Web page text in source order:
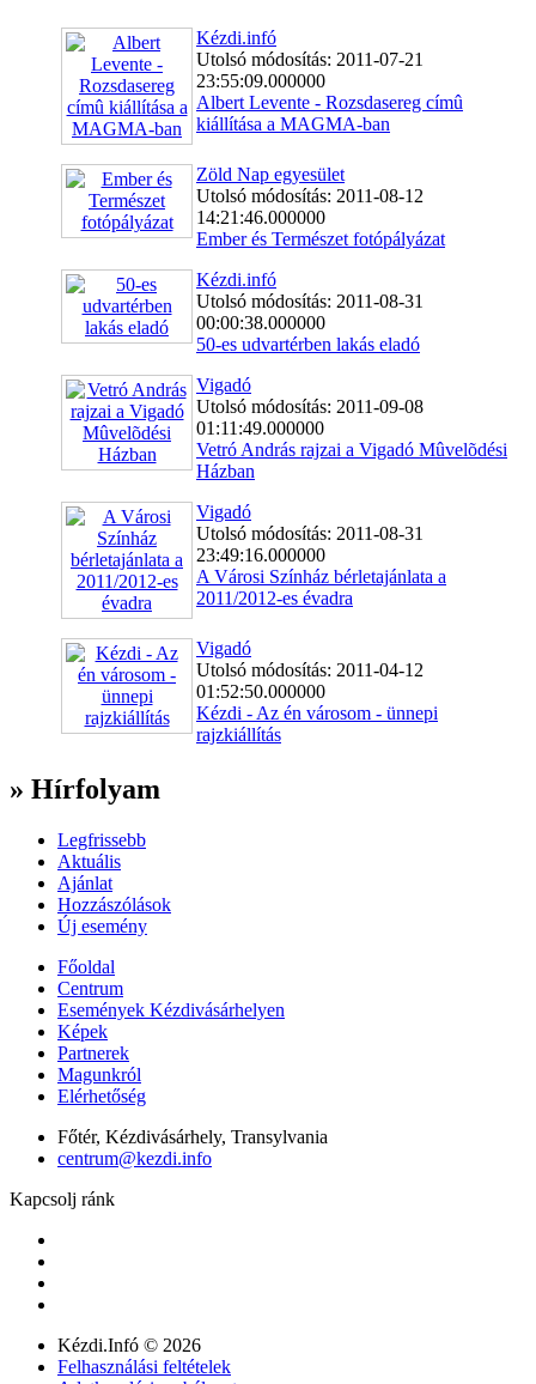
Kézdi.infó
Utolsó módosítás: 2011-07-21
23:55:09.000000
Albert Levente - Rozsdasereg címû
kiállítása a MAGMA-ban
Zöld Nap egyesület
Utolsó módosítás: 2011-08-12
14:21:46.000000
Ember és Természet fotópályázat
Kézdi.infó
Utolsó módosítás: 2011-08-31
00:00:38.000000
50-es udvartérben lakás eladó
Vigadó
Utolsó módosítás: 2011-09-08
01:11:49.000000
Vetró András rajzai a Vigadó Mûvelõdési
Házban
Vigadó
Utolsó módosítás: 2011-08-31
23:49:16.000000
A Városi Színház bérletajánlata a
2011/2012-es évadra
Vigadó
Utolsó módosítás: 2011-04-12
01:52:50.000000
Kézdi - Az én városom - ünnepi
rajzkiállítás
» Hírfolyam
Legfrissebb
Aktuális
Ajánlat
Hozzászólások
Új esemény
Főoldal
Centrum
Események Kézdivásárhelyen
Képek
Partnerek
Magunkról
Elérhetőség
Főtér, Kézdivásárhely, Transylvania
centrum@kezdi.info
Kapcsolj ránk
Kézdi.Infó © 2026
Felhasználási feltételek